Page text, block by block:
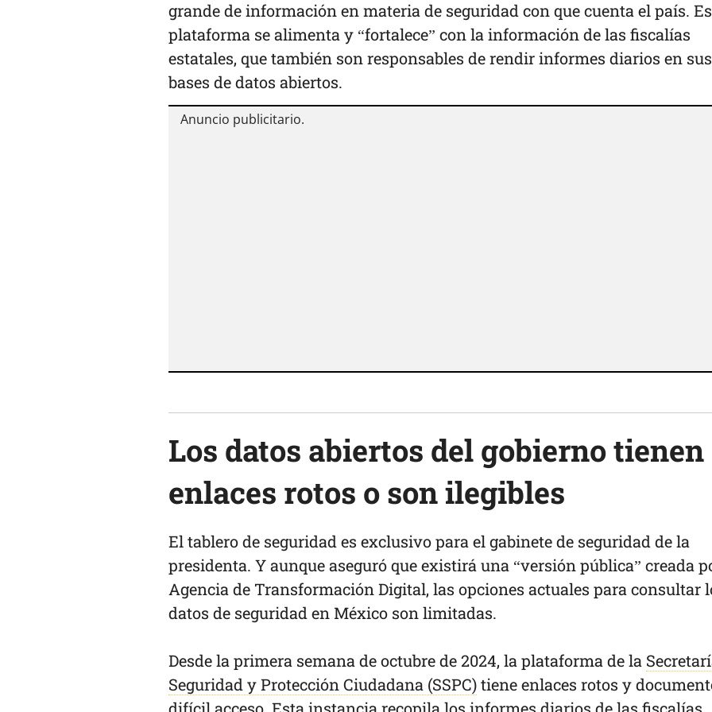
grande de información en materia de seguridad con que cuenta el país.
plataforma se alimenta y “fortalece” con la información de las fiscalías
estatales, que también son responsables de rendir informes diarios en sus
bases de datos abiertos.
Los datos abiertos del gobierno tienen
enlaces rotos o son ilegibles
El tablero de seguridad es exclusivo para el gabinete de seguridad de la
presidenta. Y aunque aseguró que existirá una “versión pública” creada
Agencia de Transformación Digital, las opciones actuales para consultar
datos de seguridad en México son limitadas.
Desde la primera semana de octubre de 2024, la plataforma de la
Seguridad y Protección Ciudadana (SSPC)tiene enlaces rotos y